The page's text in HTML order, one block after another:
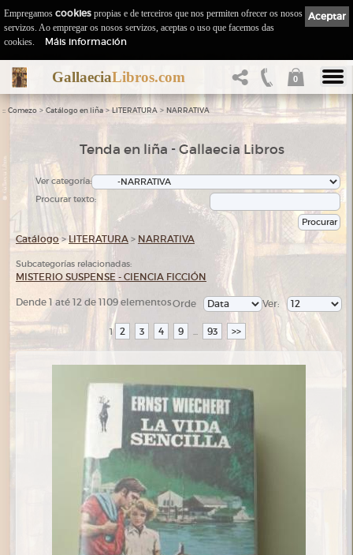
GallaeciaLibros.com 0
:: Comezo > Catálogo en liña > LITERATURA > NARRATIVA
Tenda en liña - Gallaecia Libros
Ver categoría:
Procurar texto:
Catálogo >LITERATURA > NARRATIVA
Subcategorías relacionadas:
MISTERIO SUSPENSE - CIENCIA FICCIÓN
Dende 1 até 12 de 1109 elementos Ver:
Orde
1 2 3 4 9 ... 93 >>
Aceptar
Empregamos cookies propias e de terceiros que nos permiten ofrecer os nosos
servizos. Ao empregar os nosos servizos, aceptas o uso que facemos das
cookies.
Máis información